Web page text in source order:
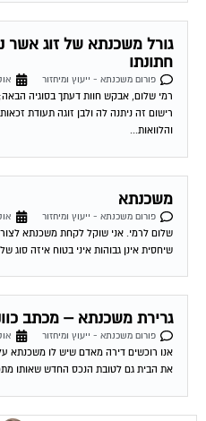
גורל משכנתא של זוג אשר
חתונתו
פורום משכנתא - ייעוץ ומיחזור
רמי שלום, אבקש חוות דעתך בסוגיה
רישום זה ניתנה לה ולבן זוגה תעודת
והלוואות...
משכנתא
פורום משכנתא - ייעוץ ומיחזור
שלום לרמי. אני שוקל לקחת משכנתא
שיחסית אינן גבוהות איני בטוח איזה סוג
גרירת משכנתא – מכתב
פורום משכנתא - ייעוץ ומיחזור
אנו רוכשים דירה מאדם שיש לו משכנתא על
את הבית גם לטובת הנכס החדש שאותו